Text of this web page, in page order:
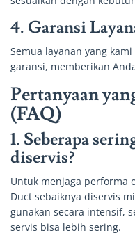
4. Garansi
Semua layanan yang
garansi, memberikan
Pertanyaan
(FAQ)
1. Seberapa
diservis?
Untuk menjaga performa
Duct sebaiknya diservis
gunakan secara intensif,
servis bisa lebih sering.